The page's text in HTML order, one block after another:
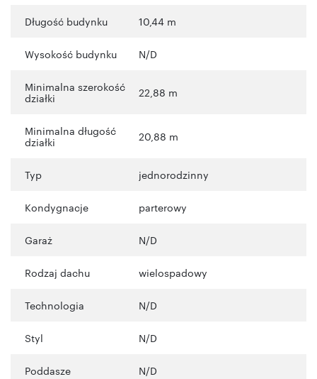
Długość budynku 10,44 m
Wysokość budynku N/D
Minimalna szerokość
działki
22,88 m
Minimalna długość
działki
20,88 m
Typ jednorodzinny
Kondygnacje parterowy
Garaż N/D
Rodzaj dachu wielospadowy
Technologia N/D
Styl N/D
Poddasze N/D